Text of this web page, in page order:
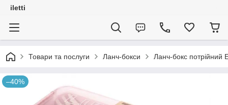
iletti
Товари та послуги Ланч-бокси Ланч-бокс
–40%